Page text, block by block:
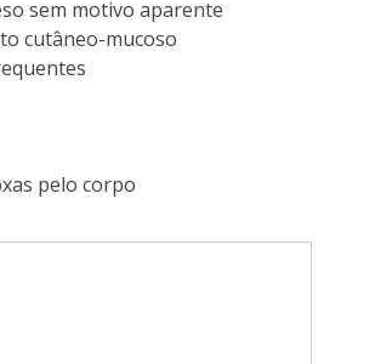
sem motivo aparente
cutâneo-mucoso
pelo corpo